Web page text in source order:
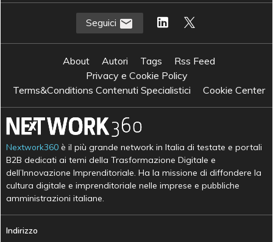
Seguici
About Autori Tags
Rss Feed
Privacy e Cookie Policy
Terms&Conditions Contenuti Specialistici
Cookie Center
Nextwork360 è il più grande network in Italia di testate e portali
B2B dedicati ai temi della Trasformazione Digitale e
dell’Innovazione Imprenditoriale. Ha la missione di diffondere la
cultura digitale e imprenditoriale nelle imprese e pubbliche
amministrazioni italiane.
Indirizzo